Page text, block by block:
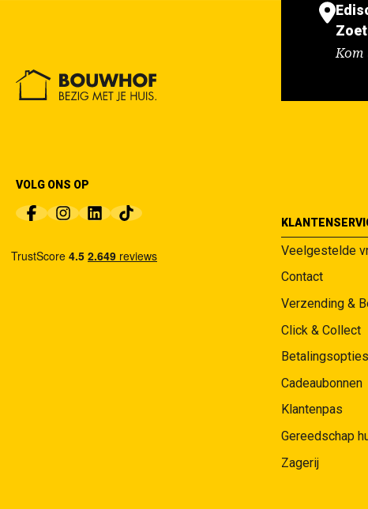
Kom
VOLG ONS OP
Veelgestelde
Contact
Verzending &
Click & Collect
Betalingsopties
Cadeaubonnen
Klantenpas
Gereedschap
Zagerij